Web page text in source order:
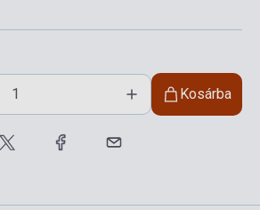
Kosárba